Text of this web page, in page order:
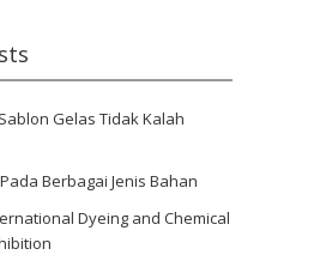
Gelas Tidak Kalah
Berbagai Jenis Bahan
Dyeing and Chemical